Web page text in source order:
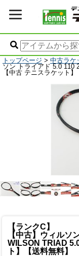
トップページ > 中古ラケ
ソン トライアド 5.0 110
【中古 テニスラケット】
【ランクC】
【中古】ウィルソ
WILSON TRIAD
ト】【送料無料】